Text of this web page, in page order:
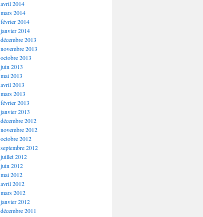
avril 2014
mars 2014
février 2014
janvier 2014
décembre 2013
novembre 2013
octobre 2013
juin 2013
mai 2013
avril 2013
mars 2013
février 2013
janvier 2013
décembre 2012
novembre 2012
octobre 2012
septembre 2012
juillet 2012
juin 2012
mai 2012
avril 2012
mars 2012
janvier 2012
décembre 2011